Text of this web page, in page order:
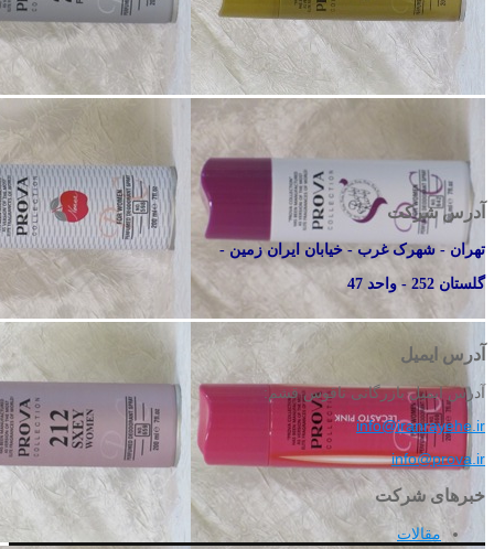
آدرس شرکت
تهران - شهرک غرب - خیابان ایران زمین -
گلستان 252 - واحد 47
آدرس ایمیل
آدرس ایمیل بازرگانی ناقوس قشم:
info@iranrayehe.ir
info@prova.ir
خبرهای شرکت
مقالات